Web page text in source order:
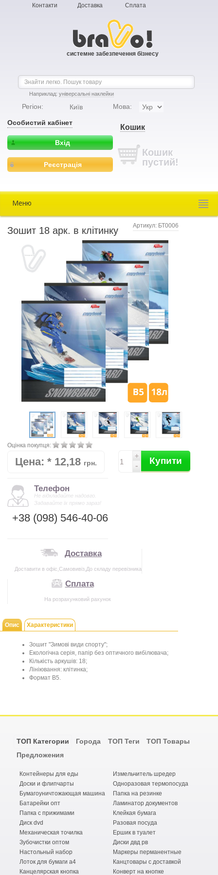
Контакти Доставка Сплата
системне забезпечення бізнесу
Наприклад: універсальні наклейки
Регіон: Київ Мова:
Особистий кабінет
Вхід
Реєстрація
Кошик
Кошик
пустий!
Меню
Зошит 18 арк. в клітинку Артикул: БТ0006
Оцінка покупця:
Цена: * 12,18 грн.
+
- Купити
Телефон
Не відкладайте надовго.
Задавайте їх прямо зараз!
+38 (098) 546-40-06
Доставка
Доставити в офіс,Самовивіз,До складу перевізника
Сплата
На розрахунковий рахунок
Опис Характеристики
Зошит "Зимові види спорту";
Екологічна серія, папір без оптичного вибілювача;
Кількість аркушів: 18;
Лініювання: клітинка;
Формат В5.
ТОП Категории Города ТОП Теги
ТОП Товары
Предложения
Контейнеры для еды
Доски и флипчарты
Бумагоуничтожающая машина
Батарейки опт
Папка с прижимами
Диск dvd
Механическая точилка
Зубочистки оптом
Измельчитель шредер
Одноразовая термопосуда
Папка на резинке
Ламинатор документов
Клейкая бумага
Разовая посуда
Ершик в туалет
Диски двд рв
Настольный набор
Лоток для бумаги а4
Канцелярская кнопка
Маркеры перманентные
Канцтовары с доставкой
Конверт на кнопке